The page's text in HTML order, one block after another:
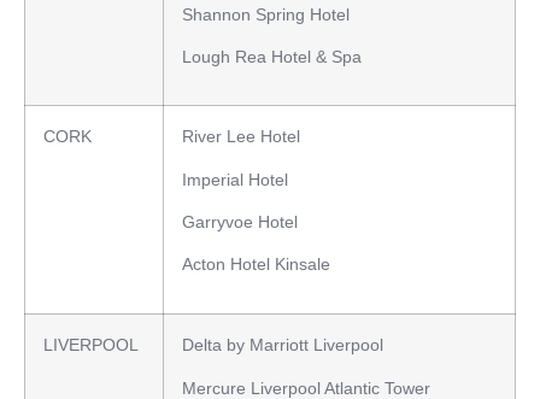
Shannon Spring Hotel
Lough Rea Hotel & Spa
CORK River Lee Hotel
Imperial Hotel
Garryvoe Hotel
Acton Hotel Kinsale
LIVERPOOL Delta by Marriott Liverpool
Mercure Liverpool Atlantic Tower